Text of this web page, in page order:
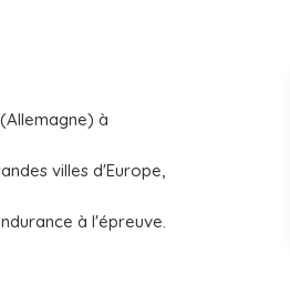
à
villes d'Europe,
à l'épreuve.